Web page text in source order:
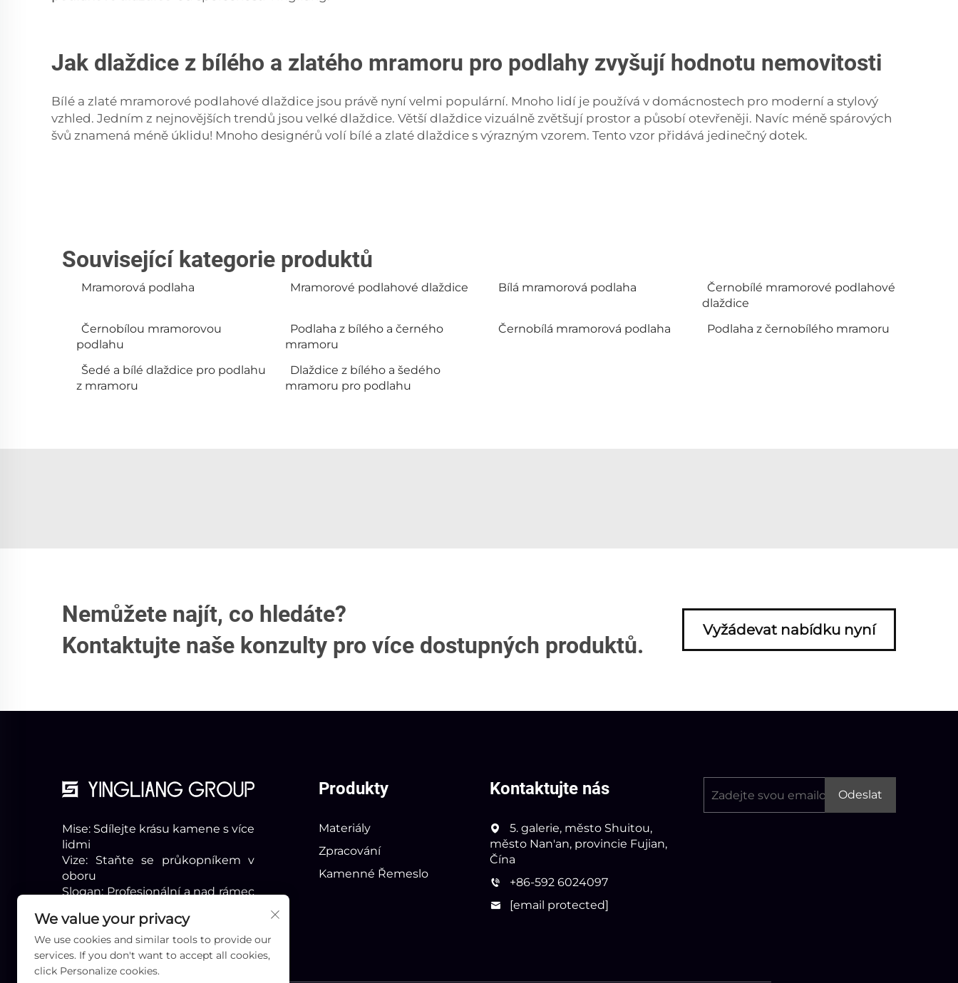
Jak dlaždice z bílého a zlatého mramoru pro podlahy zvyšují hodnotu nemovitosti
Bílé a zlaté mramorové podlahové dlaždice jsou právě nyní velmi populární. Mnoho lidí je používá v domácnostech pro moderní a stylový
vzhled. Jedním z nejnovějších trendů jsou velké dlaždice. Větší dlaždice vizuálně zvětšují prostor a působí otevřeněji. Navíc méně spárových
švů znamená méně úklidu! Mnoho designérů volí bílé a zlaté dlaždice s výrazným vzorem. Tento vzor přidává jedinečný dotek.
Související kategorie produktů
Mramorová podlaha Mramorové podlahové dlaždice Bílá mramorová podlaha
Černobílé mramorové podlahové
dlaždice
Černobílou mramorovou
podlahu
Podlaha z bílého a černého
mramoru
Černobílá mramorová podlaha Podlaha z černobílého mramoru
Šedé a bílé dlaždice pro podlahu
z mramoru
Dlaždice z bílého a šedého
mramoru pro podlahu
Nemůžete najít, co hledáte?
Kontaktujte naše konzulty pro více dostupných produktů.
Vyžádevat nabídku nyní
Mise: Sdílejte krásu kamene s více
lidmi
Vize: Staňte se průkopníkem v
oboru
Slogan: Profesionální a nad rámec
Produkty
Materiály
Zpracování
Kamenné Řemeslo
Kontaktujte nás
5. galerie, město Shuitou,
město Nan'an, provincie Fujian,
Čína
+86-592 6024097
[email protected]
Odeslat
We value your privacy
We use cookies and similar tools to provide our
services. If you don't want to accept all cookies,
click Personalize cookies.